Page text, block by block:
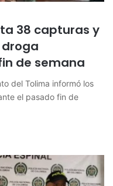
38 capturas y
droga
de semana
del Tolima informó los
el pasado fin de